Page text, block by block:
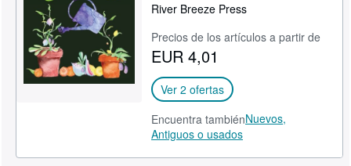
River Breeze Press
Precios de los artículos a partir de
EUR 4,01
Ver 2 ofertas
Encuentra tambiénNuevos,
Antiguos o usados